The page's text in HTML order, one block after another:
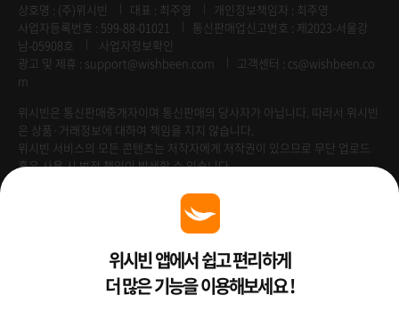
상호명 : (주)위시빈 대표 : 최주영
개인정보책임자 : 최주영
사업자등록번호 : 599-88-01021
통신판매업신고번호 : 제2023-서울강
남-05908호
사업자정보확인
광고 및 제휴 : support@wishbeen.com
고객센터 : cs@wishbeen.co
m
위시빈은 통신판매중개자이며 통신판매의 당사자가 아닙니다. 따라서 위시빈
은 상품·거래정보에 대하여 책임을 지지 않습니다.
위시빈 서비스의 모든 콘텐츠는 저작자에게 저작권이 있으므로 무단 업로드
혹은 사용 시 법적 책임이 발생할 수 있습니다.
Venture Enterprise위시빈 앱에서 쉽고 편리하게
더 많은 기능을 이용해보세요 !